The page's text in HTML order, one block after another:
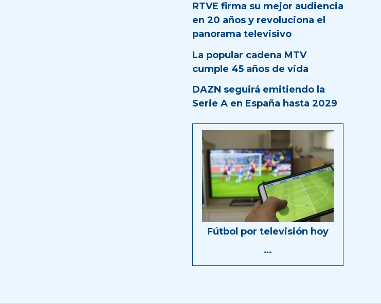
RTVE firma su mejor audiencia
en 20 años y revoluciona el
panorama televisivo
La popular cadena MTV
cumple 45 años de vida
DAZN seguirá emitiendo la
Serie A en España hasta 2029
Fútbol por televisión hoy
…